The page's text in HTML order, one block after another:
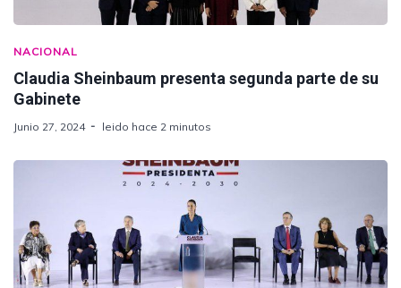
NACIONAL
Claudia Sheinbaum presenta segunda parte de su
Gabinete
Junio 27, 2024 leido hace 2 minutos